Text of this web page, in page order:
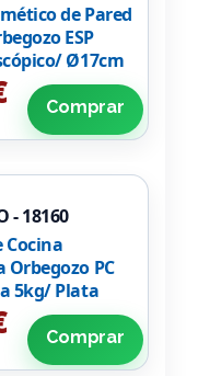
de Pared
ESP
Ø17cm
Comprar
- 18160
Cocina
Orbegozo PC
5kg/ Plata
Comprar